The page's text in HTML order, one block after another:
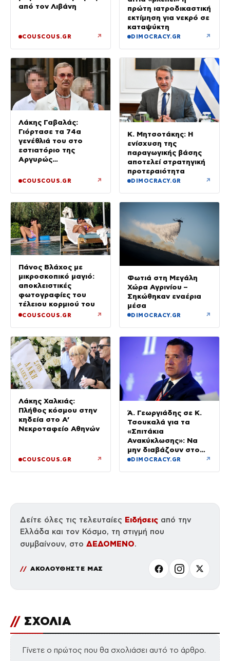
από τον Λιβάνη
COUSCOUS.GR ↗
πρώτη ιατροδικαστική
εκτίμηση για νεκρό σε
καταψύκτη
DIMOCRACY.GR ↗
Λάκης Γαβαλάς:
Γιόρτασε τα 74α
γενέθλιά του στο
εστιατόριο της
Αργυρώς
αγαπημένους φίλους
COUSCOUS.GR ↗
Κ. Μητσοτάκης: Η
ενίσχυση της
παραγωγικής βάσης
αποτελεί στρατηγική
προτεραιότητα
DIMOCRACY.GR ↗
Πάνος Βλάχος με
μικροσκοπικό μαγιό:
αποκλειστικές
φωτογραφίες του
τέλειου κορμιού του
COUSCOUS.GR ↗
Φωτιά στη Μεγάλη
Χώρα Αγρινίου –
Σηκώθηκαν εναέρια
μέσα
DIMOCRACY.GR ↗
Λάκης Χαλκιάς:
Πλήθος κόσμου στην
κηδεία στο Α’
Νεκροταφείο Αθηνών
COUSCOUS.GR ↗
Ά. Γεωργιάδης σε Κ.
Τσουκαλά για τα
«Σπιτάκια
Ανακύκλωσης»: Να
μην διαβάζουν στο
ΠΑΣΟΚ μόνο όσα
DIMOCRACY.GR ↗
Δείτε όλες τις τελευταίες Ειδήσεις από την
Ελλάδα και τον Κόσμο, τη στιγμή που
συμβαίνουν, στο ΔΕΔΟΜΕΝΟ.
ΑΚΟΛΟΥΘΗΣΤΕ ΜΑΣ
// ΣΧΟΛΙΑ
Γίνετε ο πρώτος που θα σχολιάσει αυτό το άρθρο.